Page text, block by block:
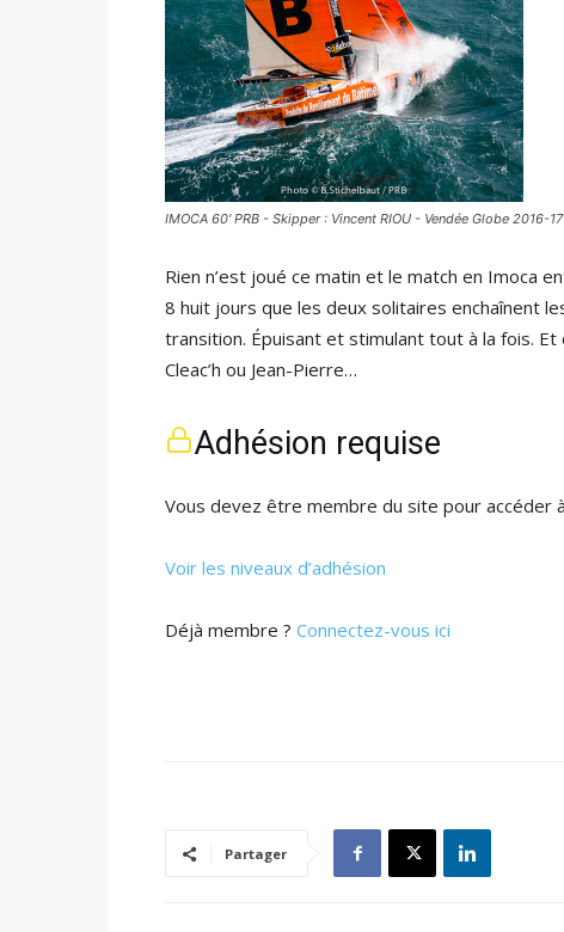
IMOCA 60' PRB - Skipper : Vincent RIOU - Vendée Globe
Rien n’est joué ce matin et le match en Imoca
8 huit jours que les deux solitaires enchaînent
transition. Épuisant et stimulant tout à la fois. Et
Cleac’h ou Jean-Pierre…
Adhésion requise
Vous devez être membre du site pour accéder
Voir les niveaux d’adhésion
Déjà membre ? Connectez-vous ici
Partager